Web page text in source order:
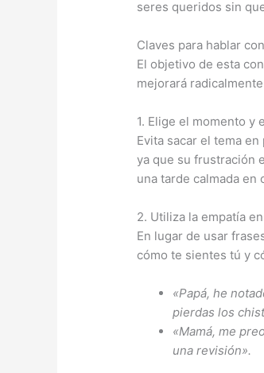
seres queridos sin
Claves para hablar
El objetivo de esta
mejorará
1. Elige el momento y
Evita sacar el tema
ya que su frustración
una tarde calmada
2. Utiliza la empatía
En lugar de usar
cómo te sientes tú y
«Papá, he
pierdas los
«Mamá, me
una revisión».